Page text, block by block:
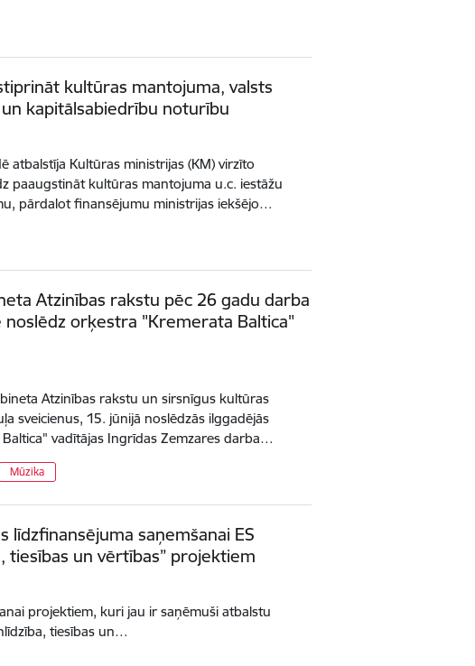
kultūras mantojuma, valsts
kapitālsabiedrību noturību
atbalstīja Kultūras ministrijas (KM) virzīto
paaugstināt kultūras mantojuma u.c. iestāžu
pārdalot finansējumu ministrijas iekšējo…
Atzinības rakstu pēc 26 gadu darba
noslēdz orķestra "Kremerata Baltica"
Atzinības rakstu un sirsnīgus kultūras
sveicienus, 15. jūnijā noslēdzās ilggadējās
vadītājas Ingrīdas Zemzares darba…
Mūzika
līdzfinansējuma saņemšanai ES
tiesības un vērtības” projektiem
projektiem, kuri jau ir saņēmuši atbalstu
tiesības un…